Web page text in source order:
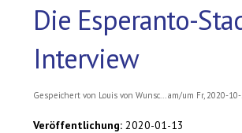
Die Esperanto-
Interview
Gespeichert von Louis von Wunsc...am/um Fr, 2020-
Veröffentlichung: 2020-01-13